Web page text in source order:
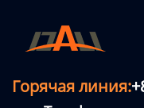
Горячая линия: